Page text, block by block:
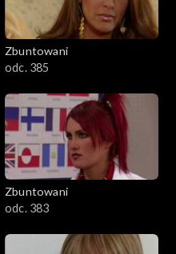
Zbuntowani
odc. 385
Zbuntowani
odc. 383